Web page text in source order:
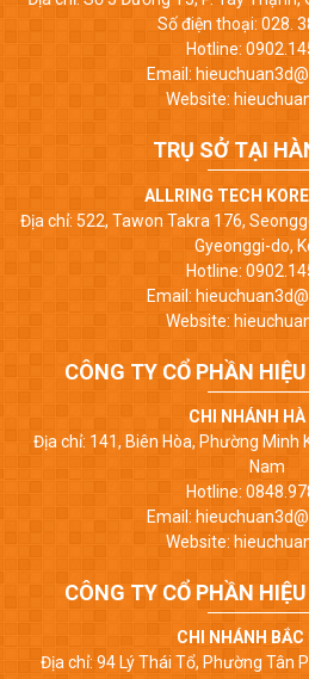
Số điện thoại: 028.
Hotline:
Email:
Website:
TRỤ SỞ TẠI
ALLRING TECH
Địa chỉ: 522, Tawon Takra 176,
Gyeonggi-do,
Hotline:
Email:
Website:
CÔNG TY CỔ PHẦN
CHI NHÁNH HÀ
Địa chỉ: 141, Biên Hòa, Phường Minh
Nam
Hotline:
Email:
Website:
CÔNG TY CỔ PHẦN
CHI NHÁNH BẮC
Địa chỉ: 94 Lý Thái Tổ, Phường Tân